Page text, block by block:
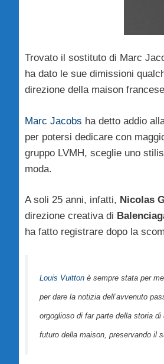
Trovato il sostituto di Marc
ha dato le sue dimissioni
direzione della maison
Marc Jacobs ha detto addio
per potersi dedicare con
gruppo LVMH, sceglie uno
moda.
A soli 25 anni, infatti, Nicolas
direzione creativa di
ha fatto registrare dopo la
Louis Vuitton è sempre stata per
per dare la notizia dell’avvenuto
orgoglioso di far parte della storia
futuro della maison, preservando il